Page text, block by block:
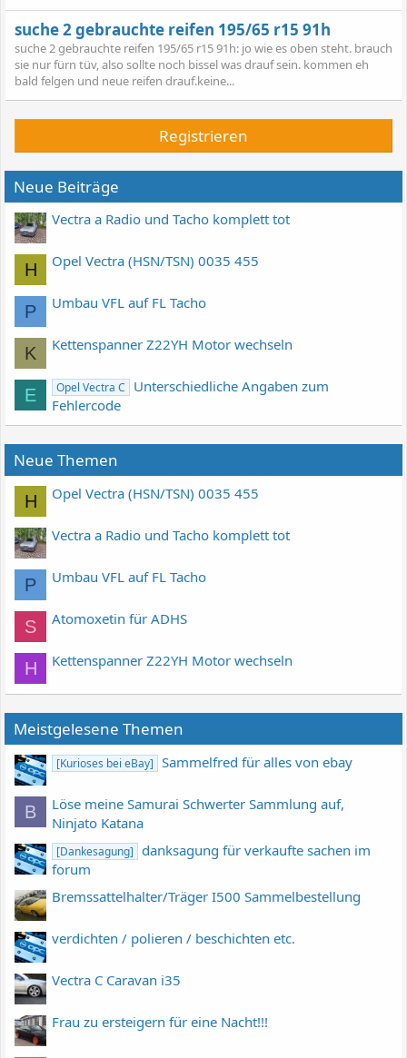
suche 2 gebrauchte reifen 195/65 r15 91h
suche 2 gebrauchte reifen 195/65 r15 91h: jo wie es oben steht. brauch
sie nur fürn tüv, also sollte noch bissel was drauf sein. kommen eh
bald felgen und neue reifen drauf.keine...
Registrieren
Neue Beiträge
Vectra a Radio und Tacho komplett tot
H Opel Vectra (HSN/TSN) 0035 455
P Umbau VFL auf FL Tacho
K Kettenspanner Z22YH Motor wechseln
E Opel Vectra C
Unterschiedliche Angaben zum
Fehlercode
Neue Themen
H Opel Vectra (HSN/TSN) 0035 455
Vectra a Radio und Tacho komplett tot
P Umbau VFL auf FL Tacho
S Atomoxetin für ADHS
H Kettenspanner Z22YH Motor wechseln
Meistgelesene Themen
[Kurioses bei eBay] Sammelfred für alles von ebay
B
Löse meine Samurai Schwerter Sammlung auf,
Ninjato Katana
[Dankesagung]
danksagung für verkaufte sachen im
forum
Bremssattelhalter/Träger I500 Sammelbestellung
verdichten / polieren / beschichten etc.
Vectra C Caravan i35
Frau zu ersteigern für eine Nacht!!!